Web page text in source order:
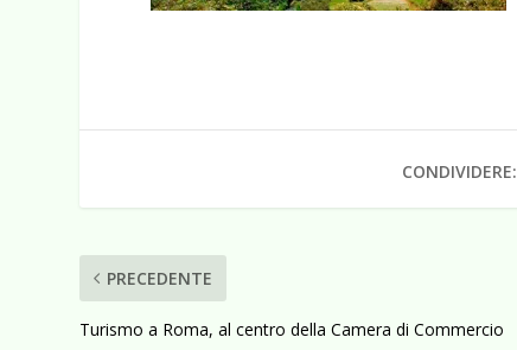
CONDIVIDERE:
PRECEDENTE
Turismo a Roma, al centro della Camera di Commercio